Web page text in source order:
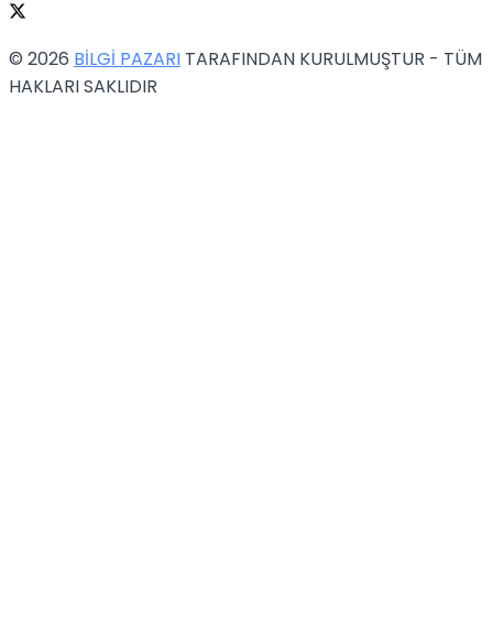
© 2026 BİLGİ PAZARI TARAFINDAN KURULMUŞTUR - TÜM
HAKLARI SAKLIDIR